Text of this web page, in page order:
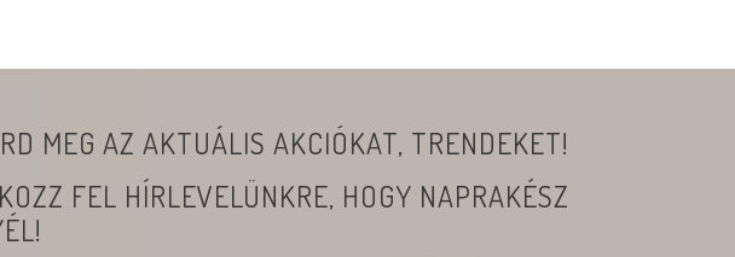
MEG AZ AKTUÁLIS AKCIÓKAT, TRENDEKET!
FEL HÍRLEVELÜNKRE, HOGY NAPRAKÉSZ